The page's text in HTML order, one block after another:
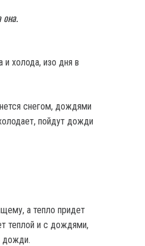
она.
холода, изо дня в
снегом, дождями
пойдут дожди
а тепло придет
теплой и с дождями,
дожди.